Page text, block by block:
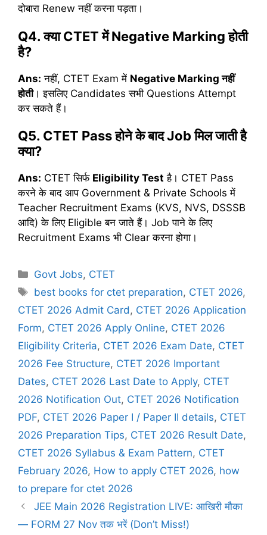
दोबारा Renew नहीं करना पड़ता।
Q4.क्याCTETमेंNegative Markingहोती
है?
Ans: नहीं, CTET Exam में Negative Markingनहीं
होती। इसलिए Candidates सभी Questions Attempt
कर सकते हैं।
Q5. CTET PassहोनेकेबादJobमिलजातीहै
क्या?
Ans: CTET सिर्फ Eligibility Test है। CTET Pass
करने के बाद आप Government & Private Schools में
Teacher Recruitment Exams (KVS, NVS, DSSSB
आदि) के लिए Eligible बन जाते हैं। Job पाने के लिए
Recruitment Exams भी Clear करना होगा।
C
a
e
g
o
r
i
s
Govt Jobs, CTET
T
a
s
best books for ctet preparation, CTET 2026,
CTET 2026 Admit Card, CTET 2026 Application
Form, CTET 2026 Apply Online, CTET 2026
Eligibility Criteria, CTET 2026 Exam Date, CTET
2026 Fee Structure, CTET 2026 Important
Dates, CTET 2026 Last Date to Apply, CTET
2026 Notification Out, CTET 2026 Notification
PDF, CTET 2026 Paper I / Paper II details, CTET
2026 Preparation Tips, CTET 2026 Result Date,
CTET 2026 Syllabus & Exam Pattern, CTET
February 2026, How to apply CTET 2026, how
to prepare for ctet 2026
JEE Main 2026 Registration LIVE: आखिरी मौका
— FORM 27 Nov तक भरें (Don’t Miss!)